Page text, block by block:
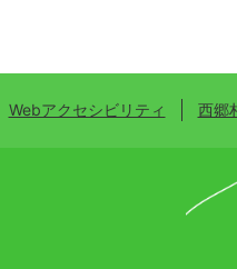
Webアクセシビリティ 西郷